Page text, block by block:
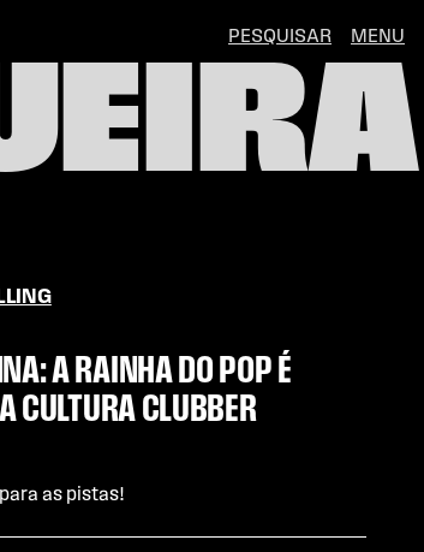
PESQUISAR MENU
A RAINHA DO POP É
CULTURA CLUBBER
as pistas!